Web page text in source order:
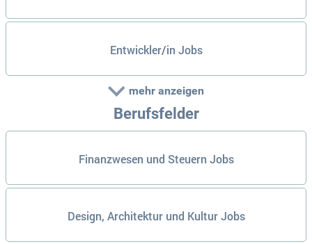
Entwickler/in Jobs
mehr anzeigen
Berufsfelder
Finanzwesen und Steuern Jobs
Design, Architektur und Kultur Jobs